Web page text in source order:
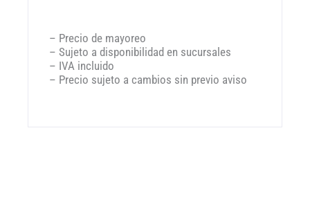
– Precio de mayoreo
– Sujeto a disponibilidad en sucursales
– IVA incluido
– Precio sujeto a cambios sin previo aviso